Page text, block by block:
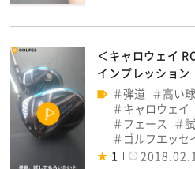
＜キャロウェイ
インプレッション
弾道
高い球
キャロウェイ
フェース
ゴルフエッセ
1